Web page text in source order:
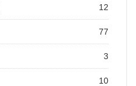
12
77
3
10